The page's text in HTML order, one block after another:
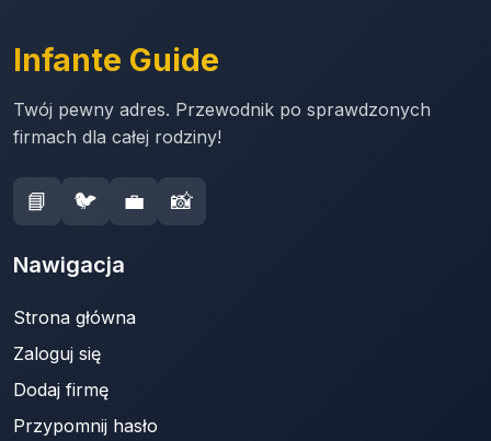
Infante Guide
Twój pewny adres. Przewodnik po sprawdzonych
firmach dla całej rodziny!
📘 🐦 💼 📸
Nawigacja
Strona główna
Zaloguj się
Dodaj firmę
Przypomnij hasło